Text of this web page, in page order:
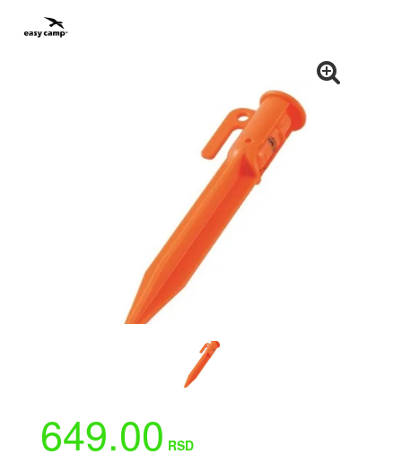
649.00 RSD